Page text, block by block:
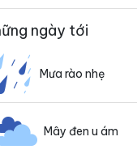
ngày tới
Mưa rào nhẹ
Mây đen u ám